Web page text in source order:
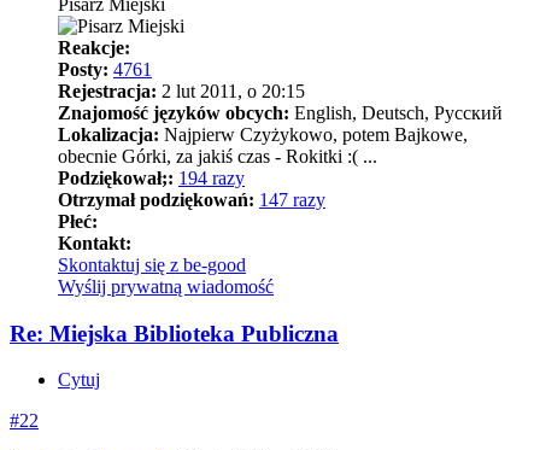
Reakcje:
Posty: 4761
Rejestracja: 2 lut 2011, o 20:15
Znajomość języków obcych: English, Deutsch, Pусский
Lokalizacja: Najpierw Czyżykowo, potem Bajkowe,
obecnie Górki, za jakiś czas - Rokitki :( ...
Podziękował;: 194 razy
Otrzymał podziękowań: 147 razy
Płeć:
Kontakt:
Skontaktuj się z be-good
Wyślij prywatną wiadomość
Re: Miejska Biblioteka Publiczna
Cytuj
#22